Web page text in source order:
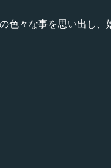
色々な事を思い出し